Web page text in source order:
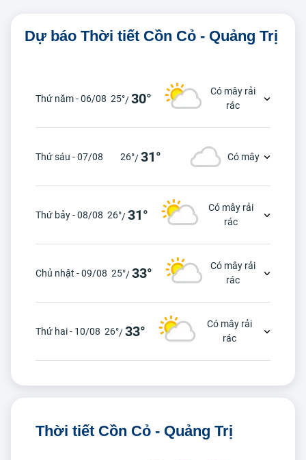
Dự báo Thời tiết Cồn Cỏ - Quảng Trị
Thứ năm - 06/08 25°/30°
Có mây rải
rác
Thứ sáu - 07/08 26°/31° Có mây
Thứ bảy - 08/08 26°/31°
Có mây rải
rác
Chủ nhật - 09/08 25°/33°
Có mây rải
rác
Thứ hai - 10/08 26°/33°
Có mây rải
rác
Thời tiết Cồn Cỏ - Quảng Trị